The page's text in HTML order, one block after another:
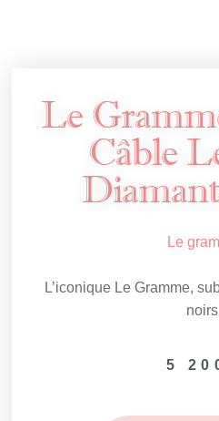
Le
Câble
Le
L’iconique Le Gramme,
5